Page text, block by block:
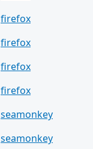
firefox
firefox
firefox
firefox
seamonkey
seamonkey